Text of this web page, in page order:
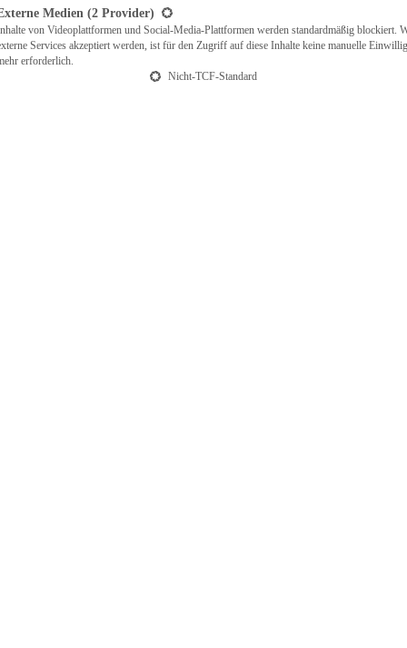
Medien (2 Provider)
von Videoplattformen und Social-Media-Plattformen werden standardmäßig blockiert.
Services akzeptiert werden, ist für den Zugriff auf diese Inhalte keine manuelle
erforderlich.
Nicht-TCF-Standard